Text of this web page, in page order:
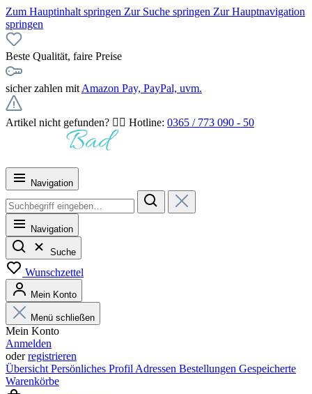
Zum Hauptinhalt springen Zur Suche springen Zur Hauptnavigation
springen
Beste Qualität, faire Preise
sicher zahlen mit Amazon Pay, PayPal, uvm.
Artikel nicht gefunden? 👉🏻 Hotline: 0365 / 773 090 - 50
Navigation
Navigation
Suche
Wunschzettel
Mein Konto
Menü schließen
Mein Konto
Anmelden
oderregistrieren
Übersicht Persönliches Profil Adressen Bestellungen Gespeicherte
Warenkörbe